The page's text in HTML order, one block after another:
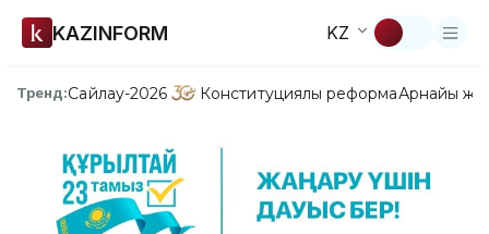
KAZINFORM KZ
Тренд:Сайлау-2026 Конституциялық реформаАрнайы